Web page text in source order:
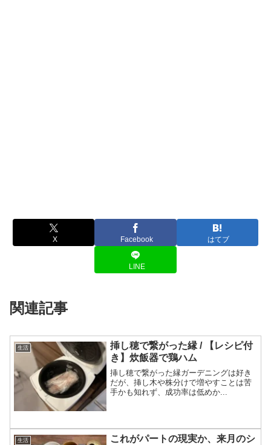
X Facebook はてブ
LINE
関連記事
生活
挿し穂で繋がった縁 / 【レシピ付
き】炊飯器で鶏ハム
挿し穂で繋がった縁ガーデニングは好き
だが、挿し木や株分けで増やすことは苦
手かも知れず、成功率は低めか...
生活
これがパートの現実か、来月のシ